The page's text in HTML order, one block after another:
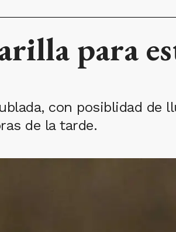
para
con posiblidad de
de la tarde.